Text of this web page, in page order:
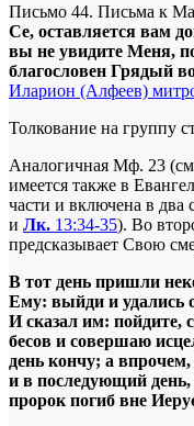
Письмо 44. Письма к
Се, оставляется вам
вы не увидите Меня,
благословен Грядый
Иларион (Алфеев)
Толкование на группу
Аналогичная Мф. 23 (см.
имеется также в
части и включена в два
и Лк. 13:34-35). Во
предсказывает Свою
В тот день пришли
Ему: выйди и удались
И сказал им: пойдите,
бесов и совершаю
день кончу; а
и в последующий день,
пророк погиб вне